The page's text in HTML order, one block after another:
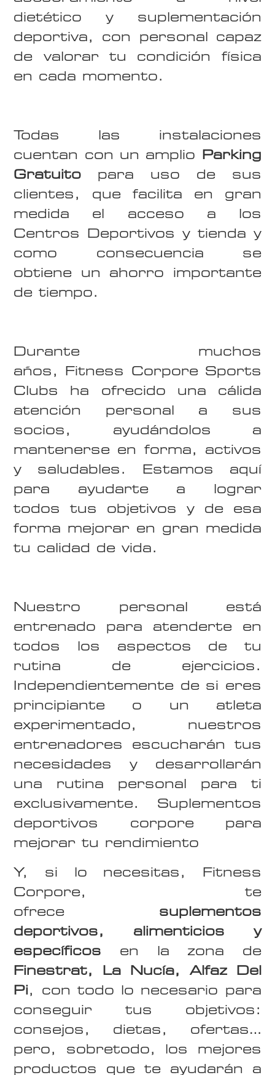
dietético y suplementación
deportiva, con personal capaz
de valorar tu condición física
en cada momento.
Todas las instalaciones
cuentan con un amplio Parking
Gratuito para uso de sus
clientes, que facilita en gran
medida el acceso a los
Centros Deportivos y tienda y
como consecuencia se
obtiene un ahorro importante
de tiempo.
Durante muchos
años, Fitness Corpore Sports
Clubs ha ofrecido una cálida
atención personal a sus
socios, ayudándolos a
mantenerse en forma, activos
y saludables. Estamos aquí
para ayudarte a lograr
todos tus objetivos y de esa
forma mejorar en gran medida
tu calidad de vida.
Nuestro personal está
entrenado para atenderte en
todos los aspectos de tu
rutina de ejercicios.
Independientemente de si eres
principiante o un atleta
experimentado, nuestros
entrenadores escucharán tus
necesidades y desarrollarán
una rutina personal para ti
exclusivamente. Suplementos
deportivos corpore para
mejorar tu rendimiento
Y, si lo necesitas, Fitness
Corpore, te
ofrece suplementos
deportivos, alimenticios y
específicos en la zona de
Finestrat, La Nucía, Alfaz Del
Pi, con todo lo necesario para
conseguir tus objetivos:
consejos, dietas, ofertas…
pero, sobretodo, los mejores
productos que te ayudarán a